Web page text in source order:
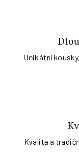
Unikátní
Kvalita a